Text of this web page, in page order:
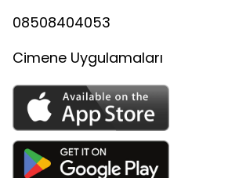
08508404053
Cimene Uygulamaları